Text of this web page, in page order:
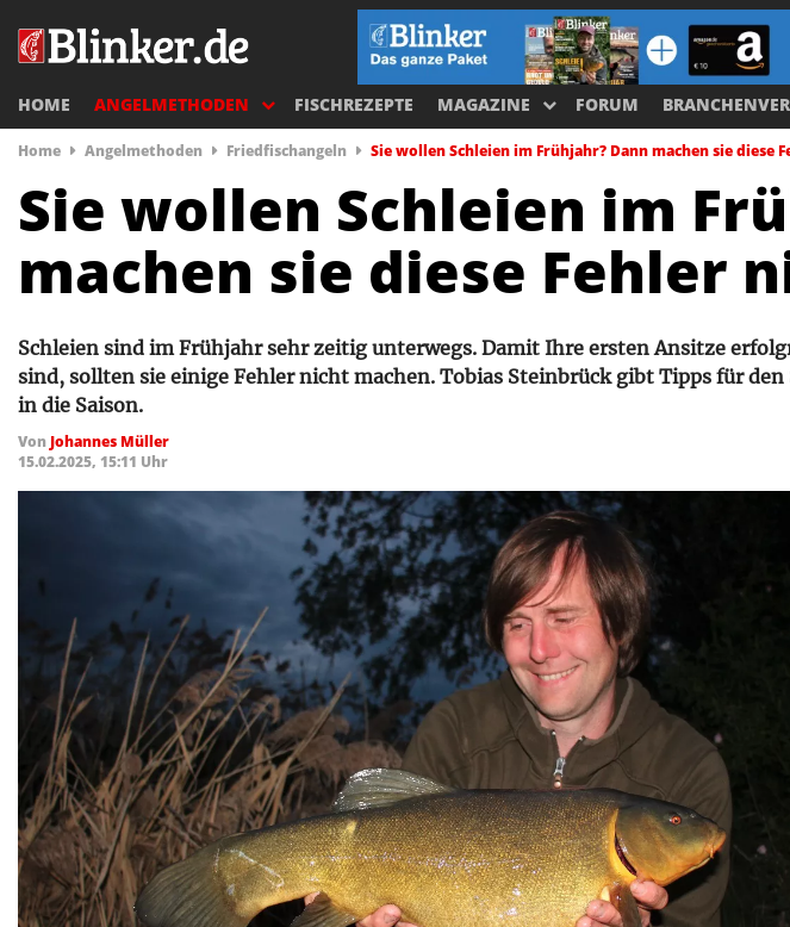
HOME ANGELMETHODEN FISCHREZEPTE MAGAZINE FORUM
Home Angelmethoden Friedfischangeln Sie wollen Schleien im Frühjahr? Dann machen sie diese
Sie wollen Schleien im
machen sie diese Fehler
Schleien sind im Frühjahr sehr zeitig unterwegs. Damit Ihre ersten Ansitze
sind, sollten sie einige Fehler nicht machen. Tobias Steinbrück gibt Tipps für den
in die Saison.
Von Johannes Müller
15.02.2025, 15:11 Uhr